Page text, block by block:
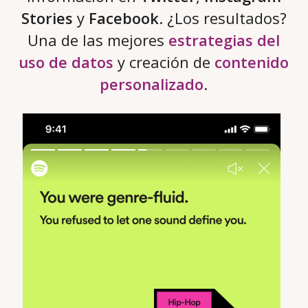
Stories y Facebook. ¿Los resultados?
Una de las mejores estrategias del
uso de datos y creación de contenido
personalizado.